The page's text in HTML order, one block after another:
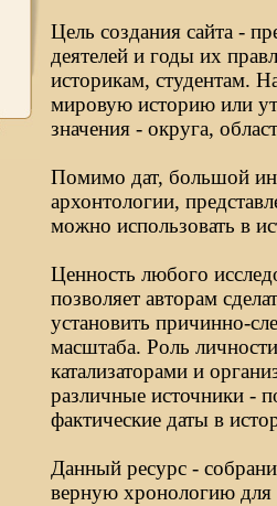
Цель создания сайта -
деятелей и годы их
историкам, студентам.
мировую историю или
значения - округа,
Помимо дат, большой
архонтологии,
можно использовать в
Ценность любого
позволяет авторам
установить причинно-
масштаба. Роль
катализаторами и
различные источники -
фактические даты в
Данный ресурс -
верную хронологию для